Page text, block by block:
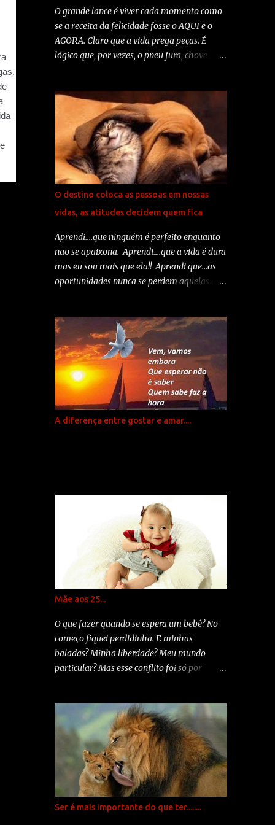
sorriso. O melhor remédio? O otimismo. A
maior satisfação? O dever cumprido. A força
mais potente do mundo? A fé. As pessoas
mais necessárias? Os pais. A coisa mais bela
O grande lance é viver cada momento como
se a receita da felicidade fosse o AQUI e o
AGORA. Claro que a vida prega peças. É
lógico que, por vezes, o pneu fura, chove
Tem sentido ficar chateado durante o dia
todo por causa de uma discussão na ida para
o trabalho? Quero viver bem. O ano que
passou foi um ano cheio. Foi cheio de coisas
boas e realizações, mas também cheio de
problemas e desilusões. Normal. Às vezes se
espera demais das pessoas. Normal. A grana
que não veio, o amigo que decepcionou, o
amor machucou. Normal. O próximo ano
não vai ser diferente. Muda o século, o
milênio muda, mas o homem é cheio de
imperfeições, a natureza tem sua
personalidade que nem sempre é a que a
esperança? O que eu desejo para todos nós é
sabedoria! E que todos saibamos
transformar tudo em uma boa experiência!...
O destino coloca as pessoas em nossas
vidas, as atitudes decidem quem fica
Aprendi....que ninguém é perfeito enquanto
não se apaixona. Aprendi....que a vida é dura
mas eu sou mais que ela!! Aprendi que...as
oportunidades nunca se perdem aquelas que
amarguras a felicidade vai para outra parte.
Aprendi que... devemos sempre dar palavras
boas... porque amanhã nunca se sabe as que
temos que ouvir. Aprendi que...um sorriso é
uma maneira econômica de melhorar teu
aspecto. Aprendi que... não posso escolher
como me sinto... mas posso sempre fazer
alguma coisa. Aprendi que...quando o teu
está durante a subida. Aprendi que... temos
que aproveitar da viagem e não apenas
pensar na chegada. Aprendi que...o melhor é
dar conselhos só em duas circunstâncias...
quando são pedid...
A diferença entre gostar e amar....
Mãe aos 25...
O que fazer quando se espera um bebê? No
começo fiquei perdidinha. E minhas
baladas? Minha liberdade? Meu mundo
particular? Mas esse conflito foi só por
descobri mais uma, aquela que
revolucionaria meu ser: Maria Clara. Na
hora da notícia meu coração acelerou, mas
em momento nenhum me bateu tristeza.
Insegurança sim, tristeza jamais. Não foi
fácil. Mas quem disse que seria? Mãe aos 25.
Uma boa hora? Uma idade bacana?
Precipitada? Definitivamente minha idéia de
Ser é mais importante do que ter........